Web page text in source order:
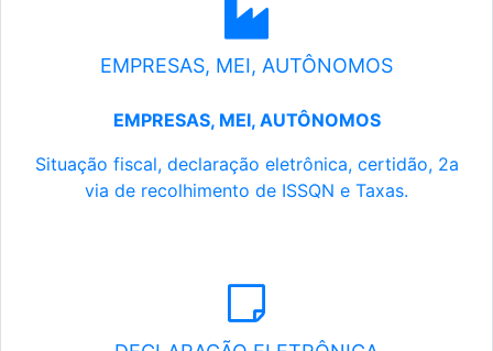
EMPRESAS, MEI, AUTÔNOMOS
EMPRESAS, MEI, AUTÔNOMOS
Situação fiscal, declaração eletrônica, certidão, 2a
via de recolhimento de ISSQN e Taxas.